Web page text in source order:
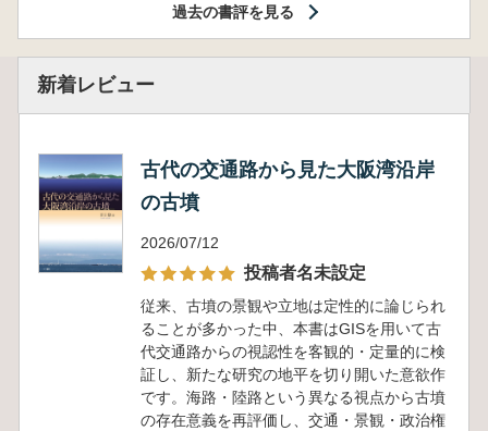
過去の書評を見る
新着レビュー
古代の交通路から見た大阪湾沿岸
の古墳
2026/07/12
投稿者名未設定
従来、古墳の景観や立地は定性的に論じられ
ることが多かった中、本書はGISを用いて古
代交通路からの視認性を客観的・定量的に検
証し、新たな研究の地平を切り開いた意欲作
です。海路・陸路という異なる視点から古墳
の存在意義を再評価し、交通・景観・政治権